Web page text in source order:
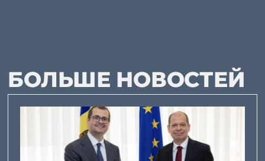
БОЛЬШЕ НОВОСТЕЙ